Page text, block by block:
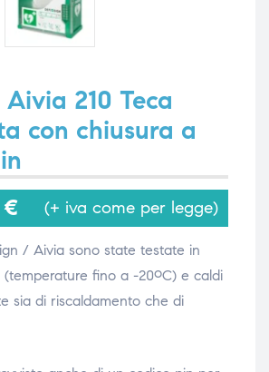
210 Teca
con chiusura a
€ (+ iva come per legge)
/ Aivia sono state testate in
fino a -20ºC) e caldi
sia di riscaldamento che di